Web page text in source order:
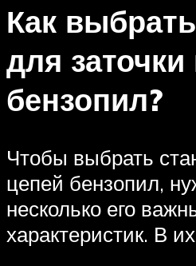
Как
для заточки
бензопил?
Чтобы выбрать
цепей бензопил,
несколько его
характеристик. В